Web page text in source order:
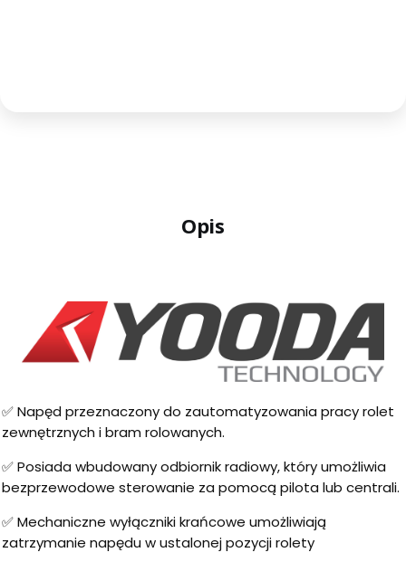
Opis
✅ Napęd przeznaczony do zautomatyzowania pracy rolet
zewnętrznych i bram rolowanych.
✅ Posiada wbudowany odbiornik radiowy, który umożliwia
bezprzewodowe sterowanie za pomocą pilota lub centrali.
✅ Mechaniczne wyłączniki krańcowe umożliwiają
zatrzymanie napędu w ustalonej pozycji rolety